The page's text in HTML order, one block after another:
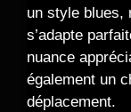
un style blues,
s’adapte
nuance
également un
déplacement.